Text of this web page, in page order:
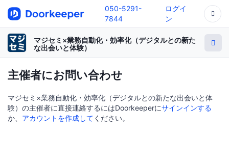
050-5291-
7844
ログイ
ン
マジセミ×業務自動化・効率化（デジタルとの新た
な出会いと体験）
主催者にお問い合わせ
マジセミ×業務自動化・効率化（デジタルとの新たな出会いと体
験）の主催者に直接連絡するにはDoorkeeperにサインインする
か、 アカウントを作成して ください。